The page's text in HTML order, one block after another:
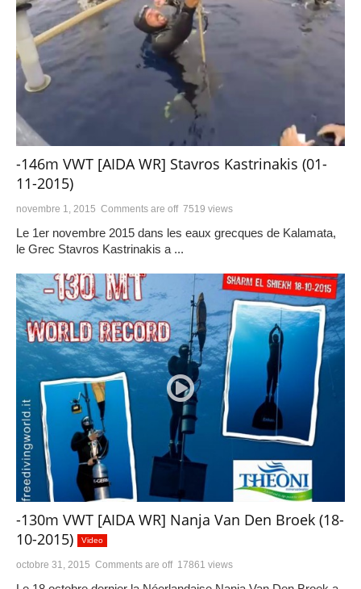
-146m VWT [AIDA WR] Stavros Kastrinakis (01-
11-2015)
novembre 1, 2015 Comments are off 7519 views
Le 1er novembre 2015 dans les eaux grecques de Kalamata,
le Grec Stavros Kastrinakis a ...
-130m VWT [AIDA WR] Nanja Van Den Broek (18-
10-2015)
Video
octobre 31, 2015 Comments are off 17861 views